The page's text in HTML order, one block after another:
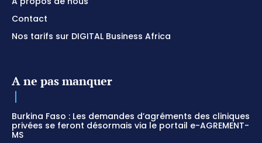
Contact
Nos tarifs sur DIGITAL Business Africa
A ne pas manquer
Burkina Faso : Les demandes d’agréments des cliniques
privées se feront désormais via le portail e-AGREMENT-
MS